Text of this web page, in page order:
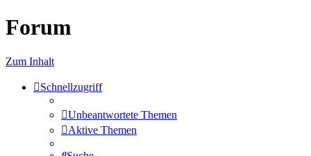
Forum
Zum Inhalt
Schnellzugriff
Unbeantwortete Themen
Aktive Themen